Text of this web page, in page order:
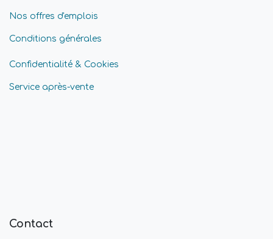
Nos offres d'emplois
Conditions générales
Confidentialité & Cookies
Service après-vente
Contact